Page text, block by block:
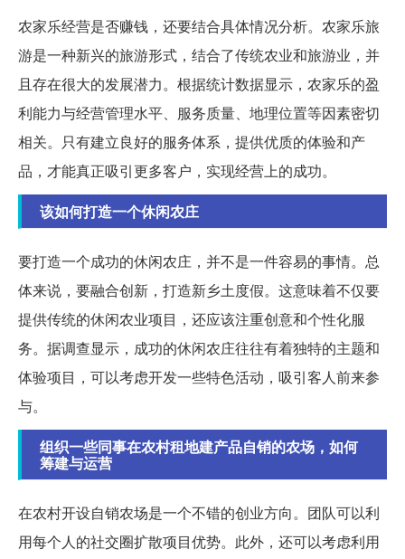
农家乐经营是否赚钱，还要结合具体情况分析。农家乐旅
游是一种新兴的旅游形式，结合了传统农业和旅游业，并
且存在很大的发展潜力。根据统计数据显示，农家乐的盈
利能力与经营管理水平、服务质量、地理位置等因素密切
相关。只有建立良好的服务体系，提供优质的体验和产
品，才能真正吸引更多客户，实现经营上的成功。
该如何打造一个休闲农庄
要打造一个成功的休闲农庄，并不是一件容易的事情。总
体来说，要融合创新，打造新乡土度假。这意味着不仅要
提供传统的休闲农业项目，还应该注重创意和个性化服
务。据调查显示，成功的休闲农庄往往有着独特的主题和
体验项目，可以考虑开发一些特色活动，吸引客人前来参
与。
组织一些同事在农村租地建产品自销的农场，如何
筹建与运营
在农村开设自销农场是一个不错的创业方向。团队可以利
用每个人的社交圈扩散项目优势。此外，还可以考虑利用